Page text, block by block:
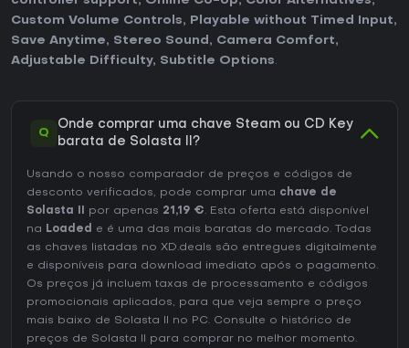
Custom Volume Controls, Playable without Timed Input,
Save Anytime, Stereo Sound , Camera Comfort,
Adjustable Difficulty, Subtitle Options.
Q
Onde comprar uma chave Steam ou CD Key
barata de Solasta II?
Usando o nosso comparador de preços e códigos de
desconto verificados, pode comprar uma chave de
Solasta II
por apenas 21,19 €. Esta oferta está disponível
na Loaded
e é uma das mais baratas do mercado. Todas
as chaves listadas no XD.deals são entregues digitalmente
e disponíveis para download imediato após o pagamento.
Os preços já incluem taxas de processamento e códigos
promocionais aplicados, para que veja sempre o preço
mais baixo de Solasta II no PC. Consulte o histórico de
preços de Solasta II
para comprar no melhor momento.